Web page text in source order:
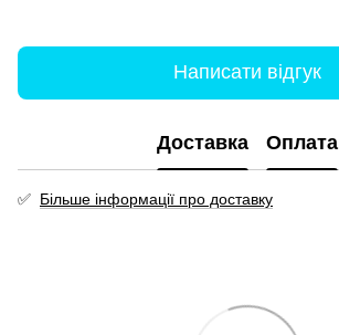
Написати відгук
Доставка Оплата
✅ Більше інформації про доставку